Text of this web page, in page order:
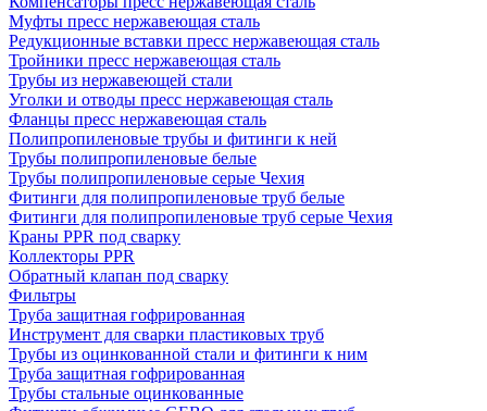
Муфты пресс нержавеющая сталь
Редукционные вставки пресс нержавеющая сталь
Тройники пресс нержавеющая сталь
Трубы из нержавеющей стали
Уголки и отводы пресс нержавеющая сталь
Фланцы пресс нержавеющая сталь
Полипропиленовые трубы и фитинги к ней
Трубы полипропиленовые белые
Трубы полипропиленовые серые Чехия
Фитинги для полипропиленовые труб белые
Фитинги для полипропиленовые труб серые Чехия
Краны PPR под сварку
Коллекторы PPR
Обратный клапан под сварку
Фильтры
Труба защитная гофрированная
Инструмент для сварки пластиковых труб
Трубы из оцинкованной стали и фитинги к ним
Труба защитная гофрированная
Трубы стальные оцинкованные